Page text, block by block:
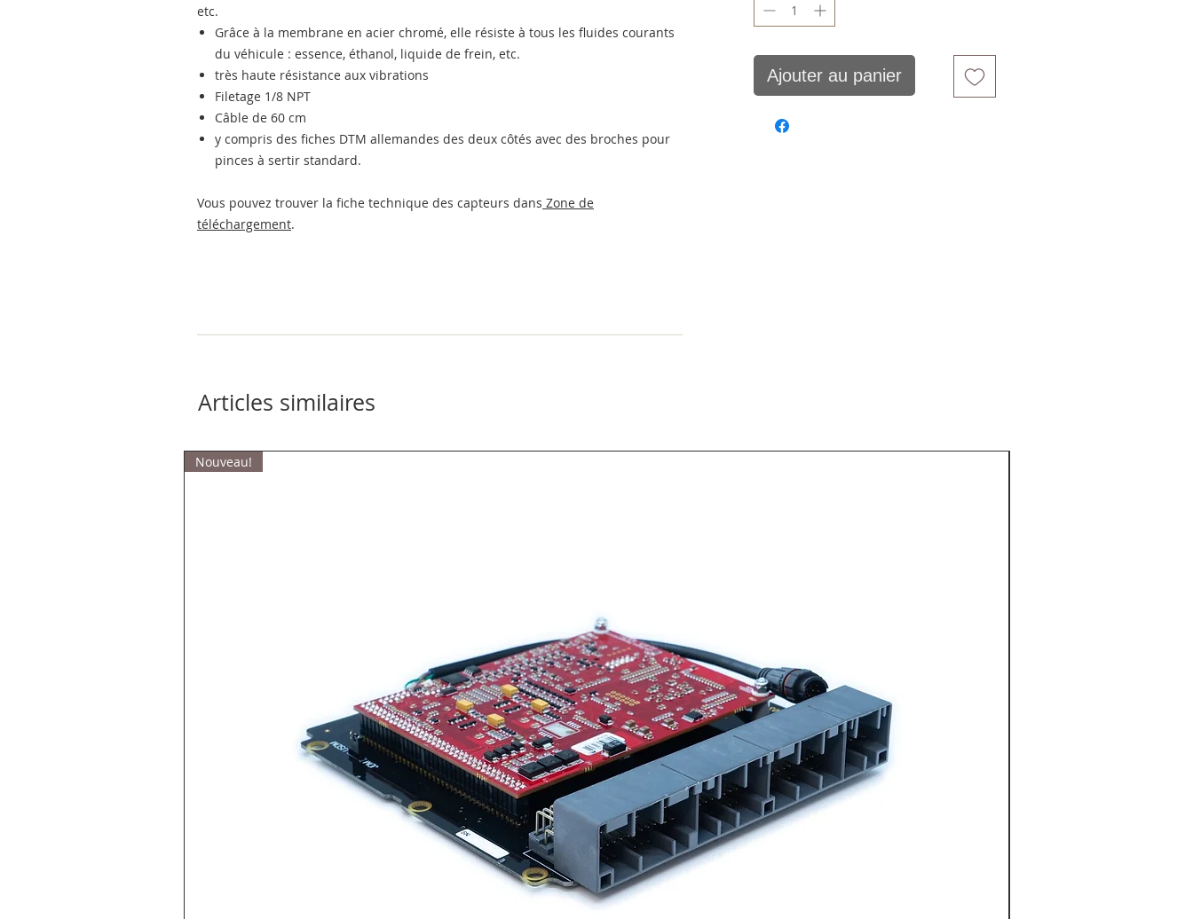
etc.
Grâce à la membrane en acier chromé, elle résiste à tous les fluides courants
du véhicule : essence, éthanol, liquide de frein, etc.
très haute résistance aux vibrations
Filetage 1/8 NPT
Câble de 60 cm
y compris des fiches DTM allemandes des deux côtés avec des broches pour
pinces à sertir standard.
Vous pouvez trouver la fiche technique des capteurs dans Zone de
téléchargement.
Ajouter au panier
Articles similaires
Nouveau!